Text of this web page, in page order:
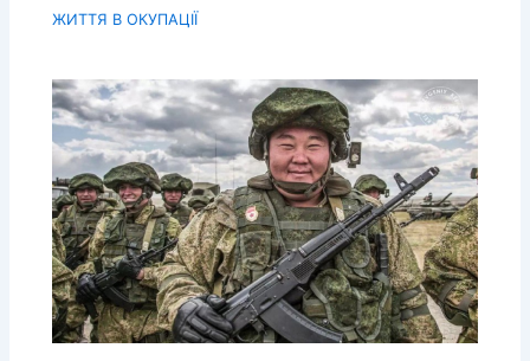
ЖИТТЯ В ОКУПАЦІЇ